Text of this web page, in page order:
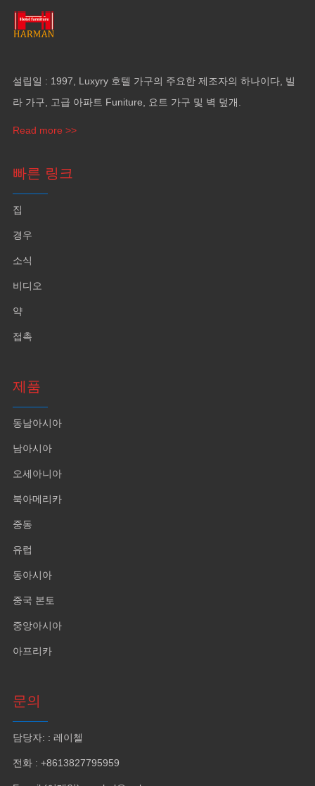
설립일 : 1997, Luxyry 호텔 가구의 주요한 제조자의 하나이다, 빌
라 가구, 고급 아파트 Funiture, 요트 가구 및 벽 덮개.
Read more >>
빠른 링크
집
경우
소식
비디오
약
접촉
제품
동남아시아
남아시아
오세아니아
북아메리카
중동
유럽
동아시아
중국 본토
중앙아시아
아프리카
문의
담당자: : 레이첼
전화 : +8613827795959